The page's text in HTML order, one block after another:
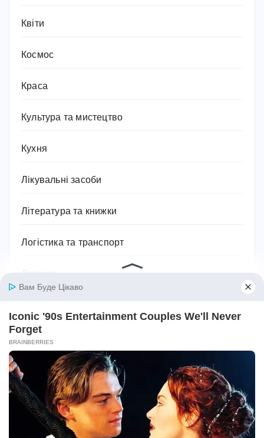
Квіти
Космос
Краса
Культура та мистецтво
Кухня
Лікувальні засоби
Література та книжки
Логістика та транспорт
Міфи та легенди
Мотивація для спорту
Музика
Навчання